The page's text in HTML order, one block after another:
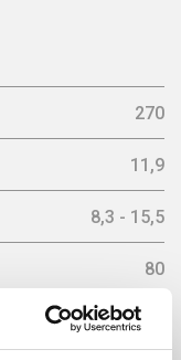
270
11,9
8,3 - 15,5
80
3,5